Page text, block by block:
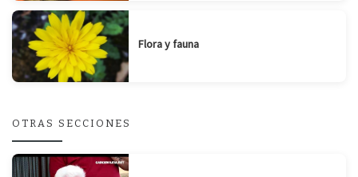
Flora y fauna
OTRAS SECCIONES